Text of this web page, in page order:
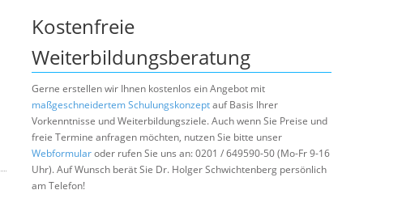
Kostenfreie
Weiterbildungsberatung
Gerne erstellen wir Ihnen kostenlos ein Angebot mit
maßgeschneidertem Schulungskonzeptauf Basis Ihrer
Vorkenntnisse und Weiterbildungsziele. Auch wenn Sie Preise und
freie Termine anfragen möchten, nutzen Sie bitte unser
Webformularoder rufen Sie uns an: 0201 / 649590-50 (Mo-Fr 9-16
Uhr). Auf Wunsch berät Sie Dr. Holger Schwichtenberg persönlich
am Telefon!